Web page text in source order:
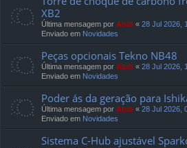
XB2
Última mensagem por Abib « 28 Jul 2026,
Enviado em Novidades
Peças opcionais Tekno NB48
Última mensagem por Abib « 28 Jul 2026,
Enviado em Novidades
Poder ás da geração para
Última mensagem por Abib « 28 Jul 2026,
Enviado em Novidades
Sistema C-Hub ajustável